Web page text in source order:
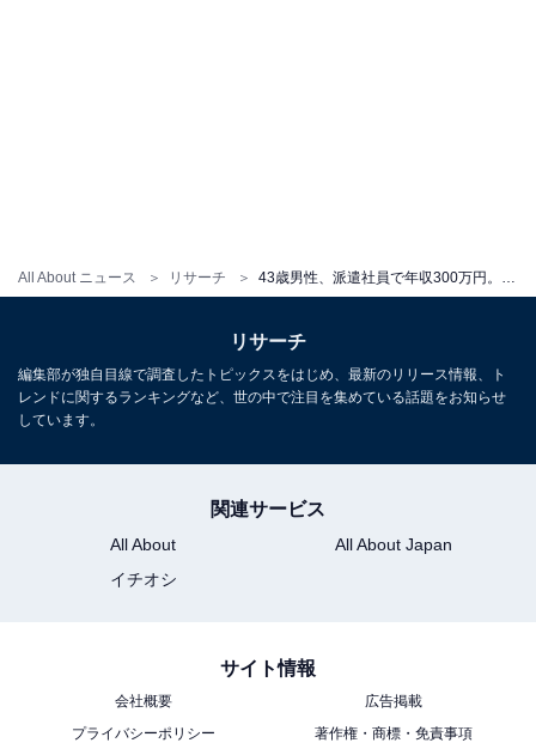
All About ニュース リサーチ
ィア担当を経て現在に至る。All AboutおよびAll About ニ
こちらもおすすめ
「将来的に自立して…」43歳女性、会社員で年
金額は？
リサーチ
編集部が独自目線で調査したトピックスをはじめ、最新のリリース情報、ト
レンドに関するランキングなど、世の中で注目を集めている話題をお知らせ
しています。
関連サービス
All About
All About Japan
イチオシ
サイト情報
会社概要
広告掲載
プライバシーポリシー
著作権・商標・免責事項